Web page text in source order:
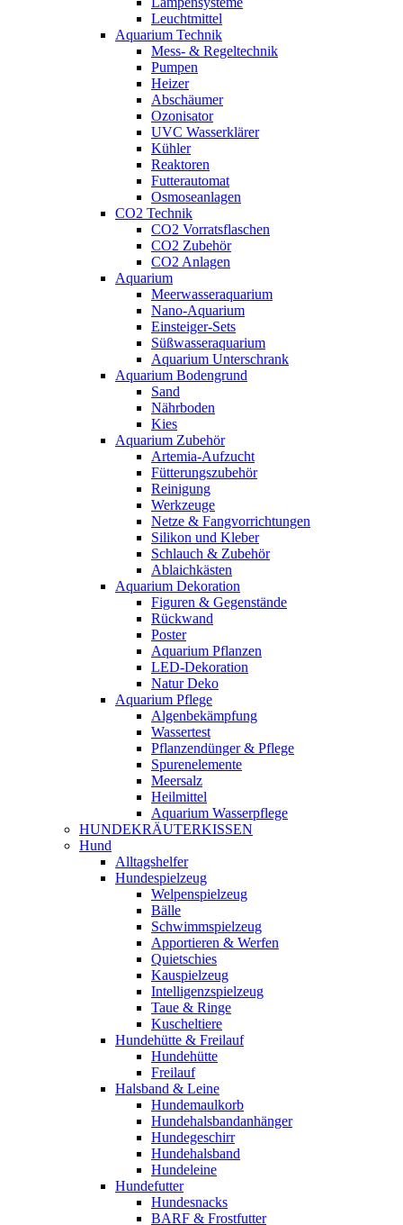
Leuchtmittel
Aquarium Technik
Mess- & Regeltechnik
Pumpen
Heizer
Abschäumer
Ozonisator
UVC Wasserklärer
Kühler
Reaktoren
Futterautomat
Osmoseanlagen
CO2 Technik
CO2 Vorratsflaschen
CO2 Zubehör
CO2 Anlagen
Aquarium
Meerwasseraquarium
Nano-Aquarium
Einsteiger-Sets
Süßwasseraquarium
Aquarium Unterschrank
Aquarium Bodengrund
Sand
Nährboden
Kies
Aquarium Zubehör
Artemia-Aufzucht
Fütterungszubehör
Reinigung
Werkzeuge
Netze & Fangvorrichtungen
Silikon und Kleber
Schlauch & Zubehör
Ablaichkästen
Aquarium Dekoration
Figuren & Gegenstände
Rückwand
Poster
Aquarium Pflanzen
LED-Dekoration
Natur Deko
Aquarium Pflege
Algenbekämpfung
Wassertest
Pflanzendünger & Pflege
Spurenelemente
Meersalz
Heilmittel
Aquarium Wasserpflege
HUNDEKRÄUTERKISSEN
Hund
Alltagshelfer
Hundespielzeug
Welpenspielzeug
Bälle
Schwimmspielzeug
Apportieren & Werfen
Quietschies
Kauspielzeug
Intelligenzspielzeug
Taue & Ringe
Kuscheltiere
Hundehütte & Freilauf
Hundehütte
Freilauf
Halsband & Leine
Hundemaulkorb
Hundehalsbandanhänger
Hundegeschirr
Hundehalsband
Hundeleine
Hundefutter
Hundesnacks
BARF & Frostfutter